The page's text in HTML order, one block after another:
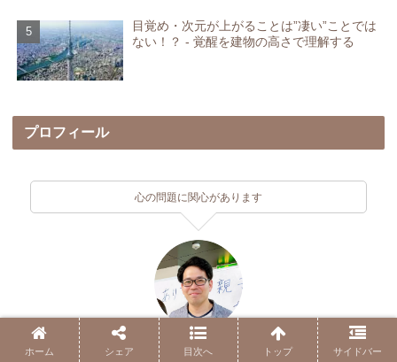
目覚め・次元が上がることは”凄い”ことでは
ない！？ - 覚醒を建物の高さで理解する
プロフィール
心の問題に関心があります
よっしー
ホーム シェア 目次へ トップ サイドバー